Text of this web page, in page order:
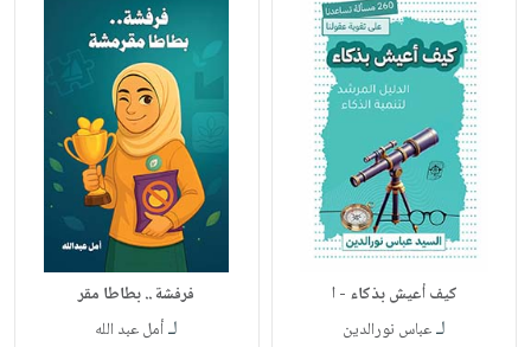
كيف أعيش بذكاء - ا
لـعباس نورالدين
فرفشة .. بطاطا مقر
لـأمل عبد الله